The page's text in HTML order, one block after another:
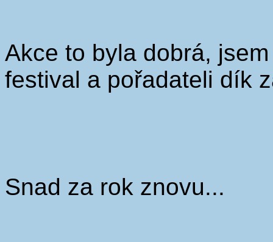
Akce to byla dobrá,
festival a pořadateli dík
Snad za rok znovu...